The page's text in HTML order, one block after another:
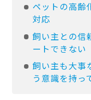
ペットの高齢
対応
飼い主との信
ートできない
飼い主も大事
う意識を持っ